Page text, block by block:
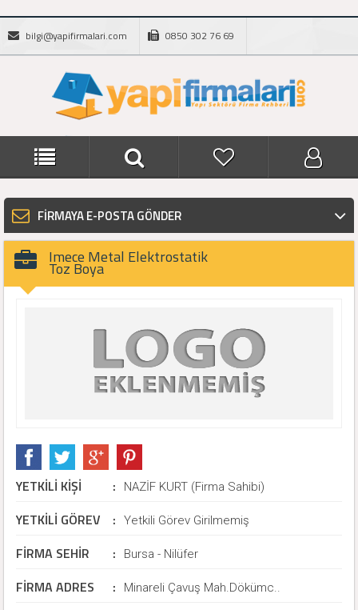
bilgi@yapifirmalari.com 0850 302 76 69
FİRMAYA E-POSTA GÖNDER
Imece Metal Elektrostatik
Toz Boya
YETKİLİ KİŞİ : NAZİF KURT (Firma Sahibi)
YETKİLİ GÖREV : Yetkili Görev Girilmemiş
FİRMA SEHİR : Bursa - Nilüfer
FİRMA ADRES : Minareli Çavuş Mah.Dökümc..